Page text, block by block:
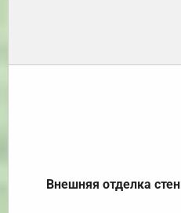
Внешняя отделка стен